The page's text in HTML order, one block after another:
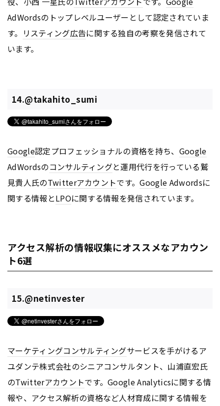
AdWordsのトップレベルユーザーとして認定されていま
す。 リスティング広告に関する独自の考察を発信されて
います。
14.@takahito_sumi
Google認定プロフェッショナルの資格を持ち、 Google
AdWordsのコンサルティングと運用代行を行っている鷲
見貴人氏のTwitterアカウントです。Google Adwordsに
関する情報とLPOに関する情報を発信されています。
アクセス解析の情報収集にオススメなアカウン
ト6選
15.@netinvester
マーケティングコンサルティングサービスを手がけるア
ユダンテ株式会社のシニアコンサルタント、山浦直宏氏
のTwitterアカウントです。GoogleAnalyticsに関する情
報や、アクセス解析の資格など人材育成に関する情報を